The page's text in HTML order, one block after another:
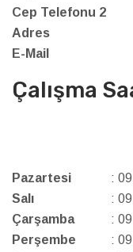
Cep Telefonu 2
Adres
E-Mail
Çalışma
Pazartesi
:
Salı
:
Çarşamba
:
Perşembe
: